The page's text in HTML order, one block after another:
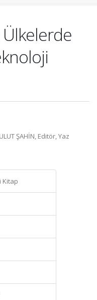
ŞAHİN, Editör, Yaz
Kitap